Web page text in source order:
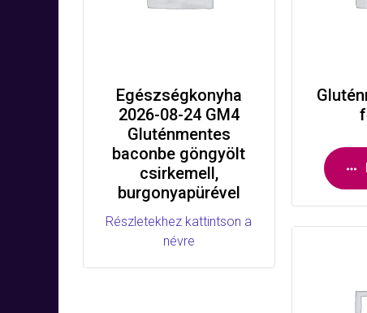
Egészségkonyha
2026-08-24 GM4
Gluténmentes
baconbe göngyölt
csirkemell,
burgonyapürével
Részletekhez kattintson a
névre